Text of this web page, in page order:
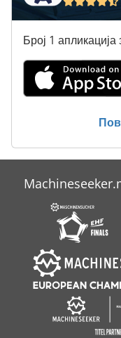
Број 1